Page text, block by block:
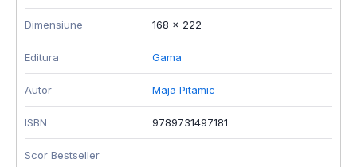
Dimensiune 168 × 222
Editura Gama
Autor Maja Pitamic
ISBN 9789731497181
Scor Bestseller